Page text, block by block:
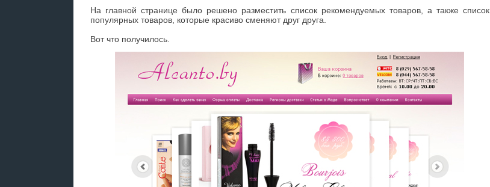
На главной странице было решено разместить список рекомендуемых товаров, а также список
популярных товаров, которые красиво сменяют друг друга.
Вот что получилось.